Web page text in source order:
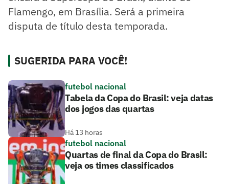
Flamengo, em Brasília. Será a primeira
disputa de título desta temporada.
SUGERIDA PARA VOCÊ!
futebol nacional
Tabela da Copa do Brasil: veja datas
dos jogos das quartas
Há 13 horas
futebol nacional
Quartas de final da Copa do Brasil:
veja os times classificados